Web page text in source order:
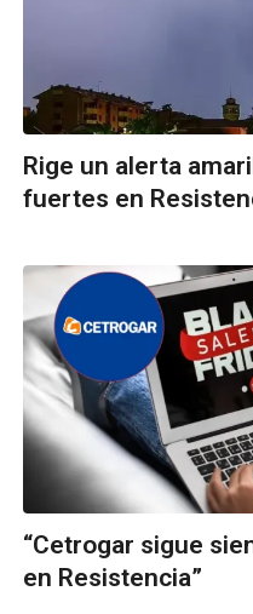
Rige un alerta
fuertes en
“Cetrogar sigue
en Resistencia”